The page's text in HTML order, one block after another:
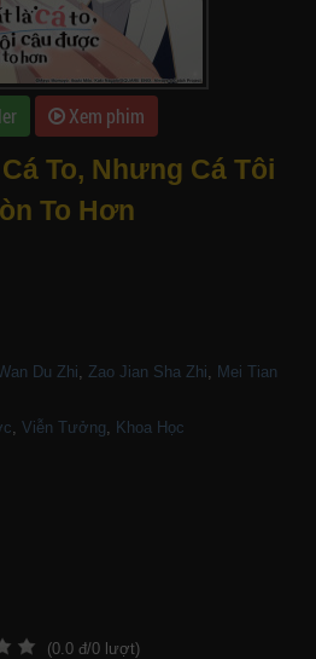
Xem phim
To, Nhưng Cá Tôi
To Hơn
Du Zhi, Zao Jian Sha Zhi, Mei Tian
, Viễn Tưởng, Khoa Học
(0.0 đ/0 lượt)